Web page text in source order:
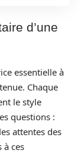
d’une
essentielle à
Chaque
le style
questions :
attentes des
à ces